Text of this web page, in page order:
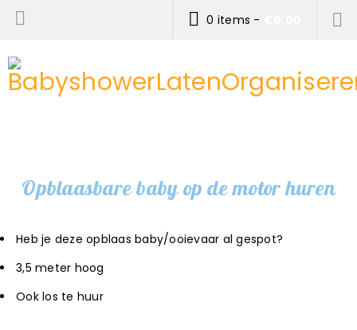
0 items -
Opblaasbare baby op de motor huren
Heb je deze opblaas baby/ooievaar al gespot?
3,5 meter hoog
Ook los te huur